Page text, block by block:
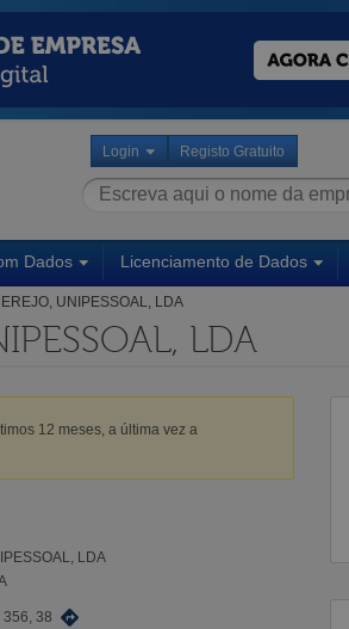
Login Registo Gratuito
Dados Licenciamento de Dados
UNIPESSOAL, LDA
LDA
12 meses, a última vez a
LDA
356, 38